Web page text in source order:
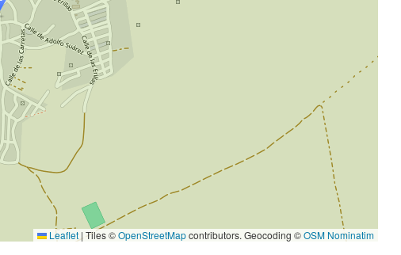
Leaflet |Tiles ©OpenStreetMapcontributors. Geocoding ©OSM Nominatim